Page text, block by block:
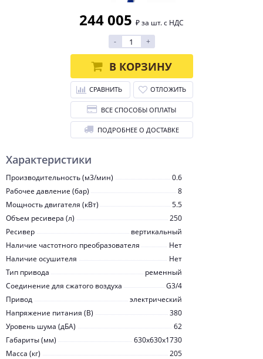
Характеристики
Производительность (м3/мин)
0.6
Рабочее давление (бар)
8
Мощность двигателя (кВт)
5.5
Объем ресивера (л)
250
Ресивер
вертикальный
Наличие частотного преобразователя
Нет
Наличие осушителя
Нет
Тип привода
ременный
Соединение для сжатого воздуха
G3/4
Привод
электрический
Напряжение питания (В)
380
Уровень шума (дБА)
62
Габариты (мм)
630x630x1730
Масса (кг)
205
244 005 ₽ за шт. с НДС
-
+
В КОРЗИНУ
СРАВНИТЬ ОТЛОЖИТЬ
ВСЕ СПОСОБЫ ОПЛАТЫ
ПОДРОБНЕЕ О ДОСТАВКЕ